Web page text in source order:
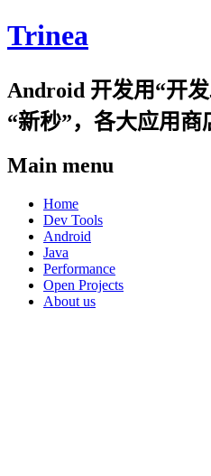
Trinea
Android 开发用“开
“新秒”，各大应用商
Main menu
Skip
content
Home
Dev Tools
Android
Java
Performance
Open Projects
About us